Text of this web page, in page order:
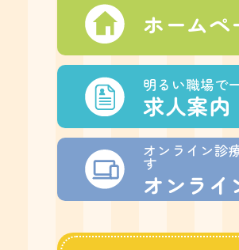
ホームペ
明るい職場で
求人案内
オンライン診
す
オンライ